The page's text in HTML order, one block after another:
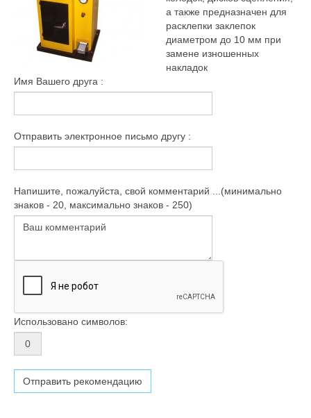
а также предназначен для
расклепки заклепок
диаметром до 10 мм при
замене изношенных
накладок
Имя Вашего друга :
Отправить электронное письмо другу :
Напишите, пожалуйста, свой комментарий ...(минимально
знаков - 20, максимально знаков - 250)
Использовано символов: